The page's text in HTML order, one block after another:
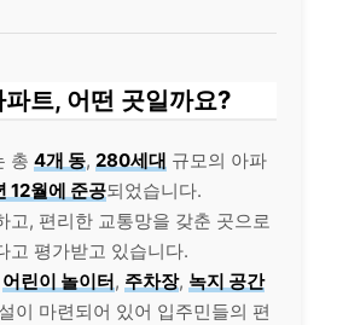
트, 어떤 곳일까요?
총 4개 동, 280세대 규모의 아파
12월에 준공되었습니다.
고, 편리한 교통망을 갖춘 곳으로
고 평가받고 있습니다.
어린이 놀이터, 주차장, 녹지 공간
이 마련되어 있어 입주민들의 편